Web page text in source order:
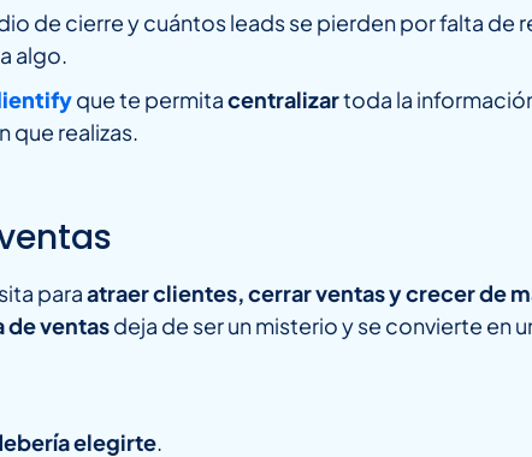
de cierre y cuántos leads se pierden por falta de
algo.
que te permitacentralizartoda la
que realizas.
paraatraer clientes, cerrar ventas y crecer de
de ventasdeja de ser un misterio y se convierte en
elegirte.